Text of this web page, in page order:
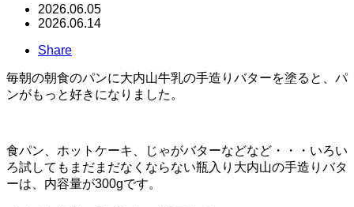
2026.06.05
2026.06.14
Share
毎朝の朝食のパンに大内山牛乳の手造りバターを塗ると、パ
ンがもっと好きになりました。
食パン、ホットケーキ、じゃがバターなどなど・・・いろい
ろ試してもまだまだなくならない瓶入り大内山の手造りバタ
ーは、内容量が300gです。